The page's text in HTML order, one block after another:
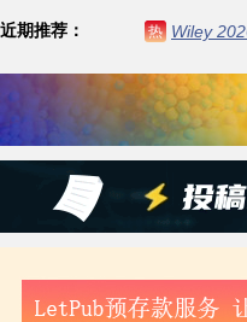
近期推荐： 热 Wiley